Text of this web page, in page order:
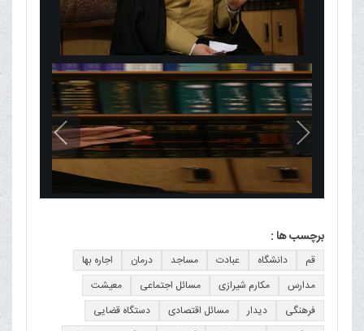
برچسب ها :
قم دانشگاه عبادت مساجد درمان
اجاره بها
مدارس
مکارم شیرازی مسائل اجتماعی
معیشت
فرهنگی
دیدار مسائل اقتصادی
دستگاه قضایی